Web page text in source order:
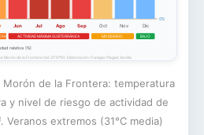
0%
Jun Jul Ago Sep Oct Nov Dic
ACTIVIDAD MÁXIMA SUBTERRÁNEA MODERADO BAJO
relativa (%)
de la Frontera (lat 37.13°N). Elaboración: Fumigar Plagas Sevilla.
Morón de la Frontera: temperatura
y nivel de riesgo de actividad de
. Veranos extremos (31°C media)